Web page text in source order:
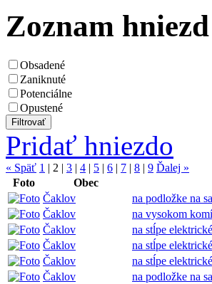
Zoznam
Obsadené
Zaniknuté
Potenciálne
Opustené
Pridať hniezdo
« Späť 1 | 2 | 3 | 4 | 5 | 6 | 7 | 8 | 9 Ďalej »
Foto
Obec
Čaklov
na podložke na
Čaklov
na vysokom
Čaklov
na stĺpe
Čaklov
na stĺpe
Čaklov
na stĺpe
Čaklov
na podložke na